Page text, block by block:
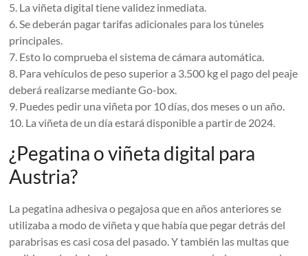
5. La viñeta digital tiene validez inmediata.
6. Se deberán pagar tarifas adicionales para los túneles
principales.
7. Esto lo comprueba el sistema de cámara automática.
8. Para vehículos de peso superior a 3.500 kg el pago del peaje
deberá realizarse mediante Go-box.
9. Puedes pedir una viñeta por 10 días, dos meses o un año.
10. La viñeta de un día estará disponible a partir de 2024.
¿Pegatina o viñeta digital para
Austria?
La pegatina adhesiva o pegajosa que en años anteriores se
utilizaba a modo de viñeta y que había que pegar detrás del
parabrisas es casi cosa del pasado. Y también las multas que